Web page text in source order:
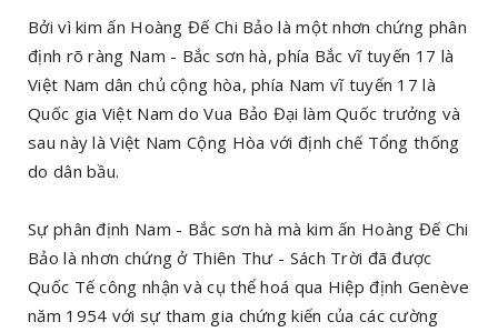
Bởi vì kim ấn Hoàng Đế Chi Bảo là một nhơn chứng phân
định rõ ràng Nam - Bắc sơn hà, phía Bắc vĩ tuyến 17 là
Việt Nam dân chủ cộng hòa, phía Nam vĩ tuyến 17 là
Quốc gia Việt Nam do Vua Bảo Đại làm Quốc trưởng và
sau này là Việt Nam Cộng Hòa với định chế Tổng thống
do dân bầu.
Sự phân định Nam - Bắc sơn hà mà kim ấn Hoàng Đế Chi
Bảo là nhơn chứng ở Thiên Thư - Sách Trời đã được
Quốc Tế công nhận và cụ thể hoá qua Hiệp định Genève
năm 1954 với sự tham gia chứng kiến của các cường